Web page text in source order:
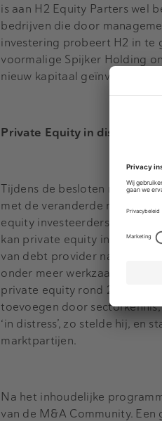
is aan H2 Equity Parters wel
bedrijven die door
investering probeert H2 in te
voormalige Spijker Holding
nieuw kapitaal geïnvesteerd
Private Equity in distress?
Tijdens de besloten
met de veranderde
equity investeerders zich
kan private equity in de
van debt provider naar equity
onder meer werkzaam voor
private equity rond 2008
toevoegen door
‘in distress’, zo stelde hij,
marktpartijen.
Na het inhoudelijke
van de M&A Community.